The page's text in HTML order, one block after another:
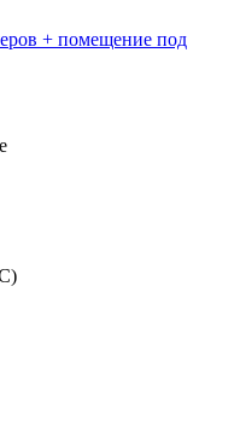
+ помещение под